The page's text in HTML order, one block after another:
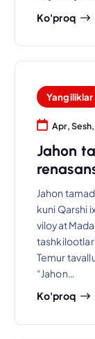
Ko'proq
Yangiliklar
Apr,
Jahon
Jahon
kuni Qarshi
viloyat
Temur
“Jahon…
Ko'proq